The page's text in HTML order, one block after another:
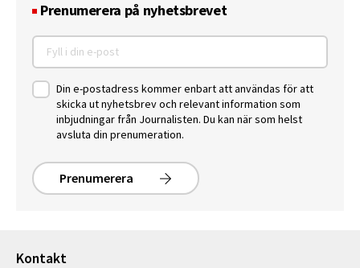
Prenumerera på nyhetsbrevet
Din e-postadress kommer enbart att användas för att
skicka ut nyhetsbrev och relevant information som
inbjudningar från Journalisten. Du kan när som helst
avsluta din prenumeration.
Prenumerera
Kontakt